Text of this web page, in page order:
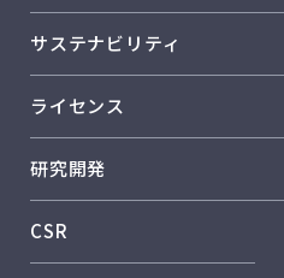
トップメッセージ
経営方針
会社概要
事業概要
製品情報 トップ
ノバテック™ PP
ウィンテック™
ウェイマックス™
ファンクスター™
サステナビリティ
サステナビリティ トップ
トップメッセージ
レスポンシブル・ケア
保安・安全
パフォーマンスデータ
ライセンス
ライセンス トップ
歴史
製品
研究開発
研究開発 トップ
研究開発方針・戦略
CSR